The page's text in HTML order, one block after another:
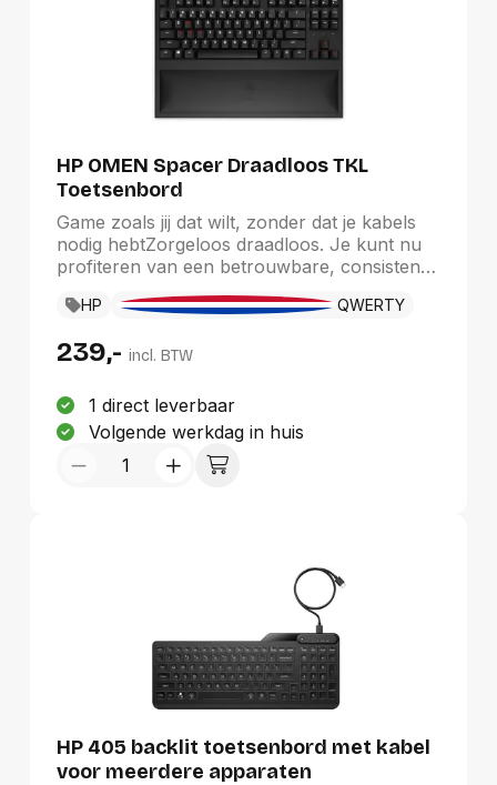
HP OMEN Spacer Draadloos TKL
Toetsenbord
Game zoals jij dat wilt, zonder dat je kabels
nodig hebtZorgeloos draadloos. Je kunt nu
profiteren van een betrouwbare, consistente
De CHERRY MX Brown Switches garanderen
HP QWERTY
239,- incl. BTW
1 direct leverbaar
Volgende werkdag in huis
HP 405 backlit toetsenbord met kabel
voor meerdere apparaten